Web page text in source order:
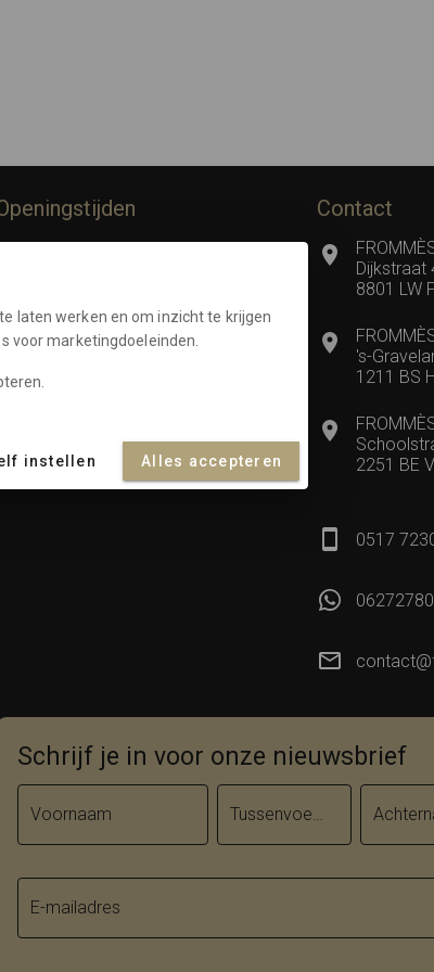
Donderdag:10:00 - 17:00
10:00 - 17:00
Contact
Dijkstraat
8801 LW
's-
1211 BS
2251 BE
0517
Schrijf je in voor onze nieuwsbrief
Voornaam Tussenvoegsel
E-mailadres
laten werken en om inzicht te krijgen
voor marketingdoeleinden.
instellen Alles accepteren